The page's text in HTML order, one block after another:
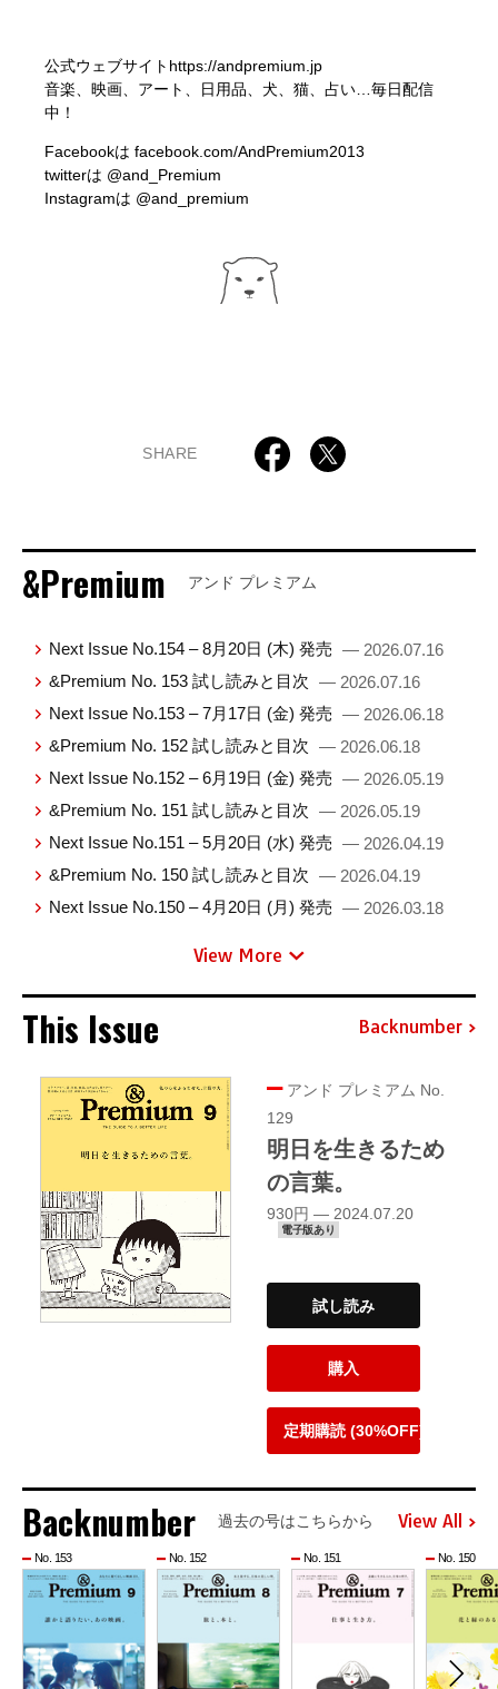
公式ウェブサイト https://andpremium.jp
音楽、映画、アート、日用品、犬、猫、占い…毎日配信
中！
Facebookはfacebook.com/AndPremium2013
twitterは @and_Premium
Instagramは @and_premium
SHARE
&Premium アンド プレミアム
Next Issue No.154 – 8月20日 (木) 発売 — 2026.07.16
&Premium No. 153 試し読みと目次 — 2026.07.16
Next Issue No.153 – 7月17日 (金) 発売 — 2026.06.18
&Premium No. 152 試し読みと目次 — 2026.06.18
Next Issue No.152 – 6月19日 (金) 発売 — 2026.05.19
&Premium No. 151 試し読みと目次 — 2026.05.19
Next Issue No.151 – 5月20日 (水) 発売 — 2026.04.19
&Premium No. 150 試し読みと目次 — 2026.04.19
Next Issue No.150 – 4月20日 (月) 発売 — 2026.03.18
View More
This Issue Backnumber
アンド プレミアム No.
129
明日を生きるため
の言葉。
930円 — 2024.07.20
電子版あり
試し読み
購入
定期購読 (30%OFF)
Backnumber 過去の号はこちらから View All
No. 153 No. 152 No. 151 No. 150